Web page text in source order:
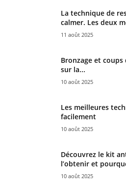
La technique de
calmer. Les deux
11 août 2025
Bronzage et coups
sur la...
10 août 2025
Les meilleures
facilement
10 août 2025
Découvrez le kit
l’obtenir et
10 août 2025